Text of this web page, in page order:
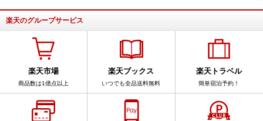
楽天のグループサービス
楽天市場
商品数は1億点以上
楽天ブックス
いつでも全品送料無料
楽天トラベル
簡単宿泊予約！